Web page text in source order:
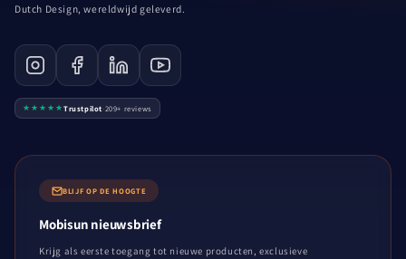
Dutch Design, wereldwijd geleverd.
★★★★★Trustpilot·209+ reviews
BLIJF OP DE HOOGTE
Mobisun nieuwsbrief
Krijg als eerste toegang tot nieuwe producten, exclusieve